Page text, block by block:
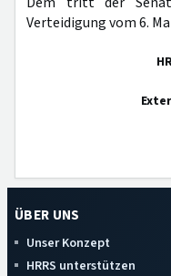
Verteidigung vom 6.
ÜBER UNS
Unser Konzept
HRRS unterstützen